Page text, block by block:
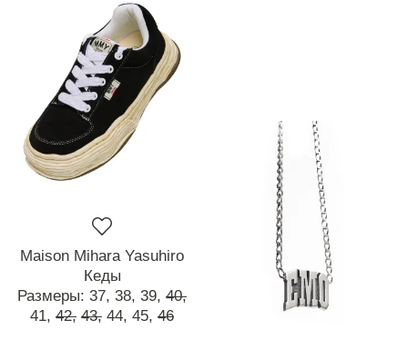
Maison Mihara Yasuhiro
Кеды
Размеры: 37, 38, 39, 40,
41, 42, 43, 44, 45, 46